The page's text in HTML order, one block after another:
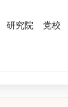
研究院 党校